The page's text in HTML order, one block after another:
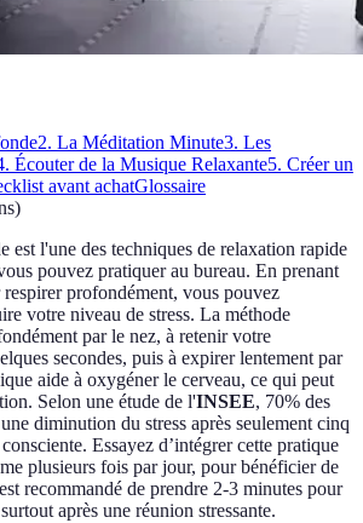
2. La Méditation Minute3. Les
Écouter de la Musique Relaxante5. Créer un
avant achatGlossaire
)
est l'une des techniques de relaxation rapide
pouvez pratiquer au bureau. En prenant
profondément, vous pouvez
votre niveau de stress. La méthode
par le nez, à retenir votre
secondes, puis à expirer lentement par
aide à oxygéner le cerveau, ce qui peut
Selon une étude de l'INSEE, 70% des
diminution du stress après seulement cinq
Essayez d’intégrer cette pratique
plusieurs fois par jour, pour bénéficier de
recommandé de prendre 2-3 minutes pour
après une réunion stressante.